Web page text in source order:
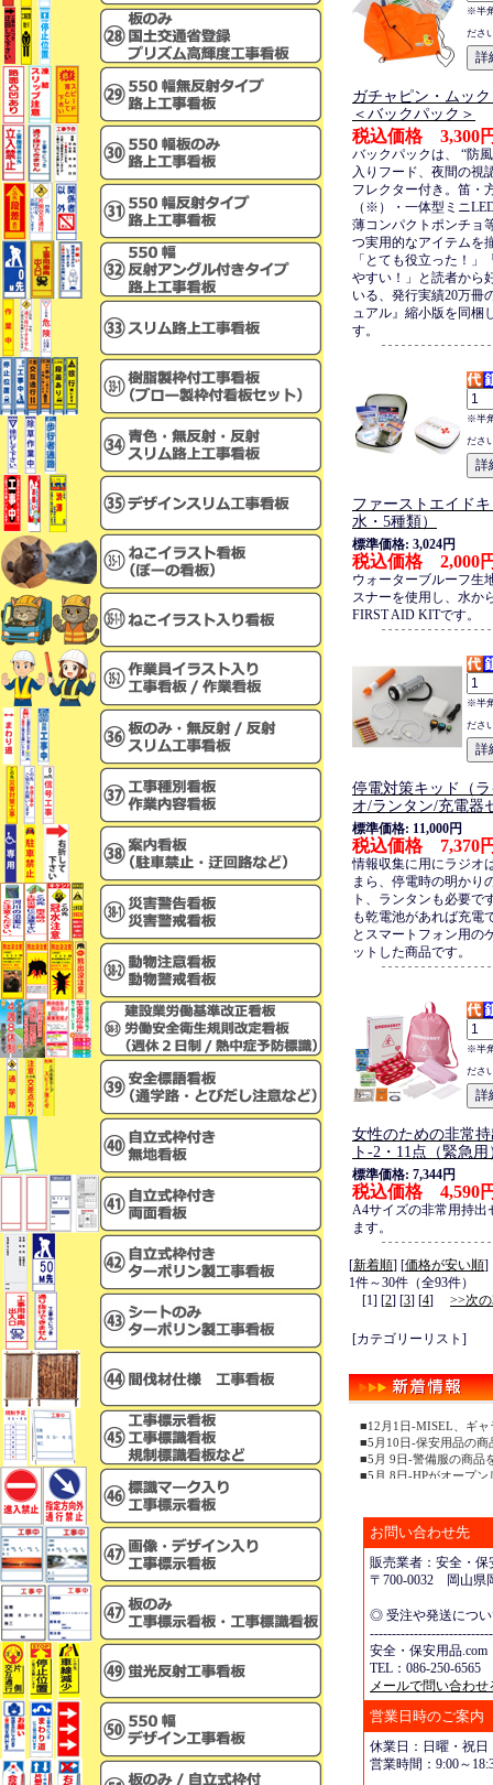
※半
ださ
ガチャピン・ムッ
＜バックパック＞
税込価格 3,300
バックパックは、 “防
入りフード、夜間の視
フレクター付き。笛・
（※）・一体型ミニ
薄コンパクトポンチョ
つ実用的なアイテムを
「とても役立った！」
やすい！」と読者から
いる、発行実績20万冊
ュアル』縮小版を同梱
す。
※半
ださ
ファーストエイド
水・5種類）
標準価格: 3,024円
税込価格 2,000
ウォーターブルーフ生
スナーを使用し、水か
FIRST AID KITです。
※半
ださ
停電対策キッド（
オ/ランタン/充電器
標準価格: 11,000円
税込価格 7,370
情報収集に用にラジオ
まら、停電時の明かり
ト、ランタンも必要で
も乾電池があれば充電
とスマートフォン用の
ットした商品です。
※半
ださ
女性のための非常
ト-2・11点（緊急用
標準価格: 7,344円
税込価格 4,590
A4サイズの非常用持出
ます。
[新着順] [価格が安い順]
1件～30件（全93件）
[1] [2] [3] [4] >>次
[カテゴリーリスト]
■12月1日-MISEL、ギ
■5月10日-保安用品の商
■5月 9日-警備服の商品
■5月 8日-HPがオープン
お問い合わせ先
販売業者：安全・保
〒700-0032 岡山県
◎ 受注や発送につ
安全・保安用品.com
TEL：086-250-6565
メールで問い合わせ
営業日時のご案内
休業日：日曜・祝日
営業時間：9:00～